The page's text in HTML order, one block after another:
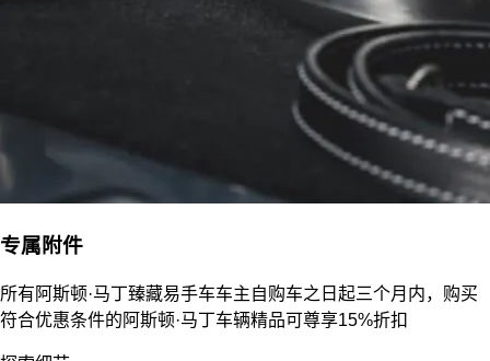
专属附件
所有阿斯顿·马丁臻藏易手车车主自购车之日起三个月内，购买
符合优惠条件的阿斯顿·马丁车辆精品可尊享15%折扣